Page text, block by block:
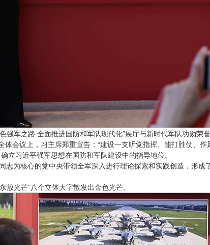
强军之路 全面推进国防和军队现代化”展厅与新时代军队功勋
会议上，习主席郑重宣告：“建设一支听党指挥、能打胜仗、
习近平强军思想在国防和军队建设中的指导地位。
志为核心的党中央带领全军深入进行理论探索和实践创造，形
放光芒”八个立体大字散发出金色光芒。